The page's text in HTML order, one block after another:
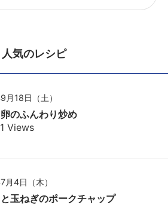
人気のレシピ
月18日（土）
のふんわり炒め
Views
月4日（木）
玉ねぎのポークチャップ